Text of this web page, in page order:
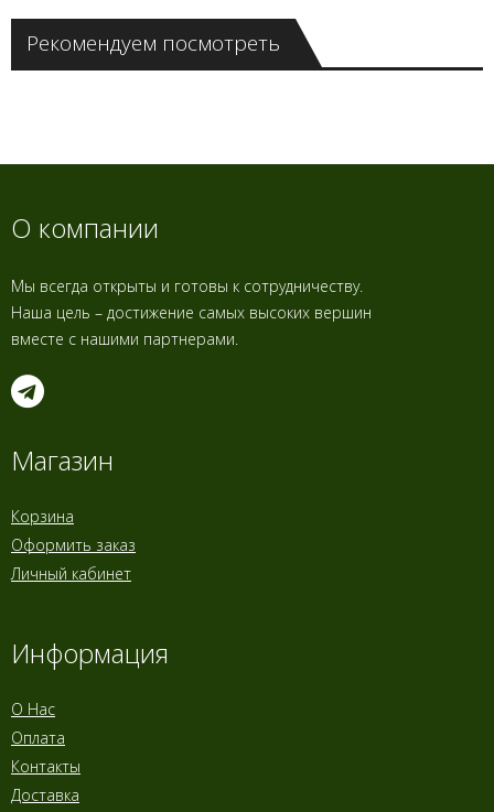
Рекомендуем посмотреть
О компании
Мы всегда открыты и готовы к сотрудничеству.
Наша цель – достижение самых высоких вершин
вместе с нашими партнерами.
Магазин
Корзина
Оформить заказ
Личный кабинет
Информация
О Нас
Оплата
Контакты
Доставка